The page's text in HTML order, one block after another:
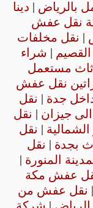
بالرياض | دينا
نقل عفش
| نقل مخلفات
| شراء
مستعمل
نقل عفش
جدة | نقل
جيزان | نقل
| نقل
بجدة | نقل
المنورة |
عفش مكة
| نقل عفش من